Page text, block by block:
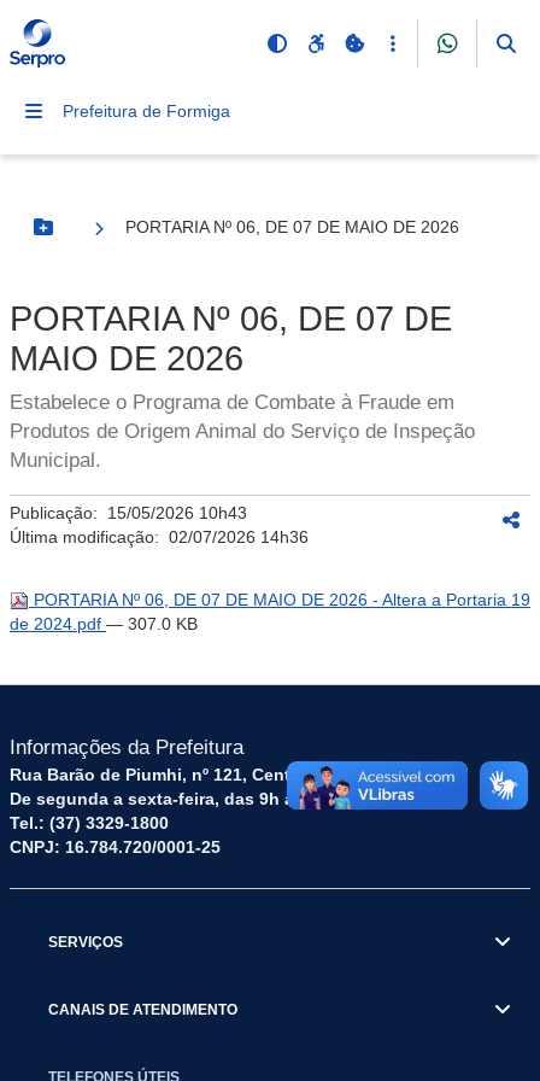
Prefeitura de Formiga
Botão Menu
PORTARIA Nº 06, DE 07 DE MAIO DE 2026
PORTARIA Nº 06, DE 07 DE
MAIO DE 2026
Estabelece o Programa de Combate à Fraude em
Produtos de Origem Animal do Serviço de Inspeção
Municipal.
Publicação: 15/05/2026 10h43
Última modificação: 02/07/2026 14h36
PORTARIA Nº 06, DE 07 DE MAIO DE 2026 - Altera a Portaria 19
de 2024.pdf — 307.0 KB
Informações da Prefeitura
Rua Barão de Piumhi, nº 121, Centro – CEP: 35570-128
De segunda a sexta-feira, das 9h às 16h
Tel.: (37) 3329-1800
CNPJ: 16.784.720/0001-25
SERVIÇOS
CANAIS DE ATENDIMENTO
TELEFONES ÚTEIS